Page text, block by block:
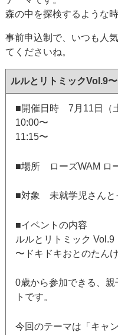
森の中を探検するような
事前申込制で、いつも人
てくださいね。
ルルとリトミックVol.9
■開催日時 7月11日（
10:00〜
11:15〜
■場所 ローズWAM ロ
■対象 未就学児さんと
■イベントの内容
ルルとリトミック Vol.9
〜ドキドキおとのたん
0歳から参加できる、
トです。
今回のテーマは「キャ